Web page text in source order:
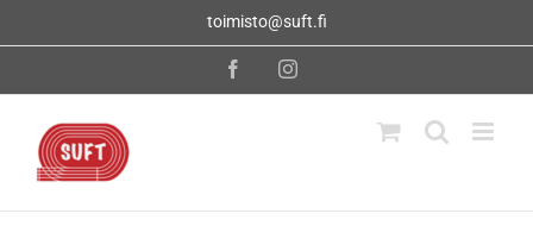
toimisto@suft.fi
FacebookInstagram